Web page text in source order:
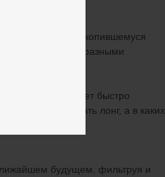
накопившемуся
минимум тремя разными
терминале и может быстро
стоит открывать лонг, а в каких
будущем, фильтруя и